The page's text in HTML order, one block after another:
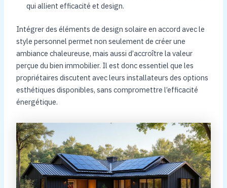
qui allient efficacité et design.
Intégrer des éléments de design solaire en accord avec le
style personnel permet non seulement de créer une
ambiance chaleureuse, mais aussi d’accroître la valeur
perçue du bien immobilier. Il est donc essentiel que les
propriétaires discutent avec leurs installateurs des options
esthétiques disponibles, sans compromettre l’efficacité
énergétique.